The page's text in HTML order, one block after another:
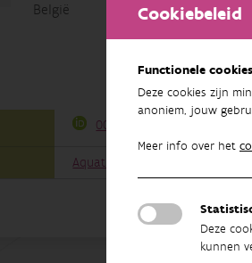
Cookiebeleid
Functionele cookies
Deze cookies zijn
anoniem, jouw
Meer info over het
Deze
kunnen
België
0009-0002-5970-1517
Aquatisch Beheer